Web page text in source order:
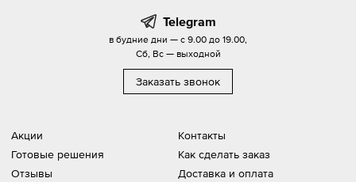
Акции
Готовые решения
Отзывы
Контакты
Как сделать заказ
Доставка и оплата
Telegram
в будние дни — с 9.00 до 19.00,
Сб, Вс — выходной
Заказать звонок